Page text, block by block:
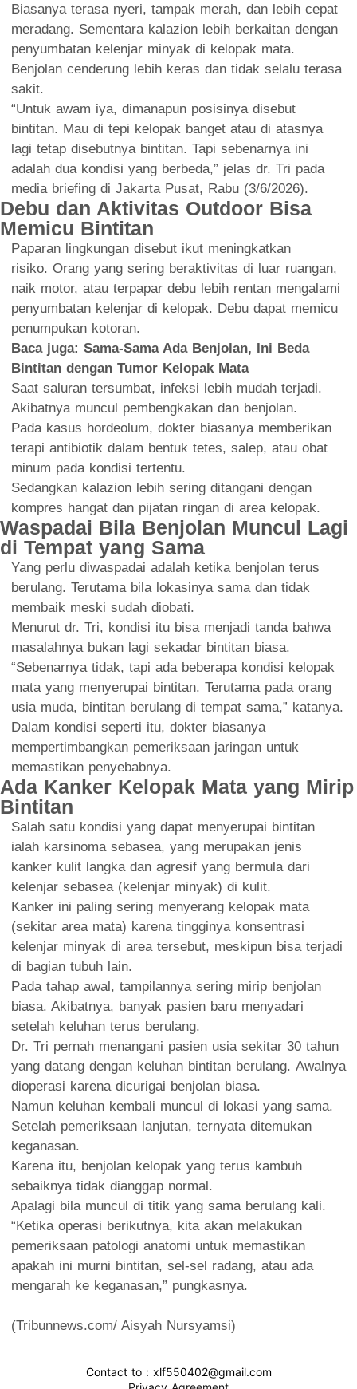
Biasanya terasa nyeri, tampak merah, dan lebih cepat
meradang. Sementara kalazion lebih berkaitan dengan
penyumbatan kelenjar minyak di kelopak mata.
Benjolan cenderung lebih keras dan tidak selalu terasa
sakit.
“Untuk awam iya, dimanapun posisinya disebut
bintitan. Mau di tepi kelopak banget atau di atasnya
lagi tetap disebutnya bintitan. Tapi sebenarnya ini
adalah dua kondisi yang berbeda,” jelas dr. Tri pada
media briefing di Jakarta Pusat, Rabu (3/6/2026).
Debu dan Aktivitas Outdoor Bisa
Memicu Bintitan
Paparan lingkungan disebut ikut meningkatkan
risiko. Orang yang sering beraktivitas di luar ruangan,
naik motor, atau terpapar debu lebih rentan mengalami
penyumbatan kelenjar di kelopak. Debu dapat memicu
penumpukan kotoran.
Baca juga: Sama-Sama Ada Benjolan, Ini Beda
Bintitan dengan Tumor Kelopak Mata
Saat saluran tersumbat, infeksi lebih mudah terjadi.
Akibatnya muncul pembengkakan dan benjolan.
Pada kasus hordeolum, dokter biasanya memberikan
terapi antibiotik dalam bentuk tetes, salep, atau obat
minum pada kondisi tertentu.
Sedangkan kalazion lebih sering ditangani dengan
kompres hangat dan pijatan ringan di area kelopak.
Waspadai Bila Benjolan Muncul Lagi
di Tempat yang Sama
Yang perlu diwaspadai adalah ketika benjolan terus
berulang. Terutama bila lokasinya sama dan tidak
membaik meski sudah diobati.
Menurut dr. Tri, kondisi itu bisa menjadi tanda bahwa
masalahnya bukan lagi sekadar bintitan biasa.
“Sebenarnya tidak, tapi ada beberapa kondisi kelopak
mata yang menyerupai bintitan. Terutama pada orang
usia muda, bintitan berulang di tempat sama,” katanya.
Dalam kondisi seperti itu, dokter biasanya
mempertimbangkan pemeriksaan jaringan untuk
memastikan penyebabnya.
Ada Kanker Kelopak Mata yang Mirip
Bintitan
Salah satu kondisi yang dapat menyerupai bintitan
ialah karsinoma sebasea, yang merupakan jenis
kanker kulit langka dan agresif yang bermula dari
kelenjar sebasea (kelenjar minyak) di kulit.
Kanker ini paling sering menyerang kelopak mata
(sekitar area mata) karena tingginya konsentrasi
kelenjar minyak di area tersebut, meskipun bisa terjadi
di bagian tubuh lain.
Pada tahap awal, tampilannya sering mirip benjolan
biasa. Akibatnya, banyak pasien baru menyadari
setelah keluhan terus berulang.
Dr. Tri pernah menangani pasien usia sekitar 30 tahun
yang datang dengan keluhan bintitan berulang. Awalnya
dioperasi karena dicurigai benjolan biasa.
Namun keluhan kembali muncul di lokasi yang sama.
Setelah pemeriksaan lanjutan, ternyata ditemukan
keganasan.
Karena itu, benjolan kelopak yang terus kambuh
sebaiknya tidak dianggap normal.
Apalagi bila muncul di titik yang sama berulang kali.
“Ketika operasi berikutnya, kita akan melakukan
pemeriksaan patologi anatomi untuk memastikan
apakah ini murni bintitan, sel-sel radang, atau ada
mengarah ke keganasan,” pungkasnya.
(Tribunnews.com/ Aisyah Nursyamsi)
Contact to : xlf550402@gmail.com